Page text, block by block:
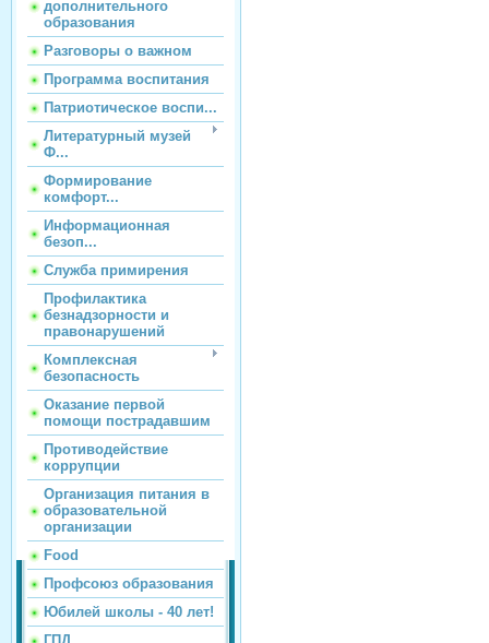
дополнительного
образования
Разговоры о важном
Программа воспитания
Патриотическое воспи...
Литературный музей
Ф...
Формирование
комфорт...
Информационная
безоп...
Служба примирения
Профилактика
безнадзорности и
правонарушений
Комплексная
безопасность
Оказание первой
помощи пострадавшим
Противодействие
коррупции
Организация питания в
образовательной
организации
Food
Профсоюз образования
Юбилей школы - 40 лет!